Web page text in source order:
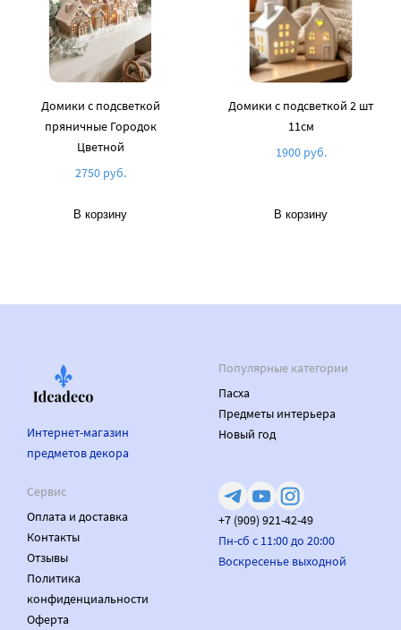
Домики с подсветкой
пряничные Городок
Цветной
2750 руб.
В корзину
Домики с подсветкой 2 шт
11см
1900 руб.
В корзину
Интернет-магазин
предметов декора
Популярные категории
Пасха
Предметы интерьера
Новый год
Сервис
Оплата и доставка
Контакты
Отзывы
Политика
конфиденциальности
Оферта
+7 (909) 921-42-49
Пн-сб с 11:00 до 20:00
Воскресенье выходной